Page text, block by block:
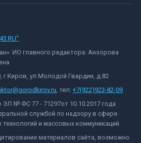
ИО главного редактора: Анзорова
г.Киров, ул.Молодой Гвардии, д.82
, тел: +7(922)923-82-09
ЭЛ № ФС 77 - 71297от 10.10.2017 года
службой по надзору в сфере
и массовых коммуникаций.
материалов сайта, возможно